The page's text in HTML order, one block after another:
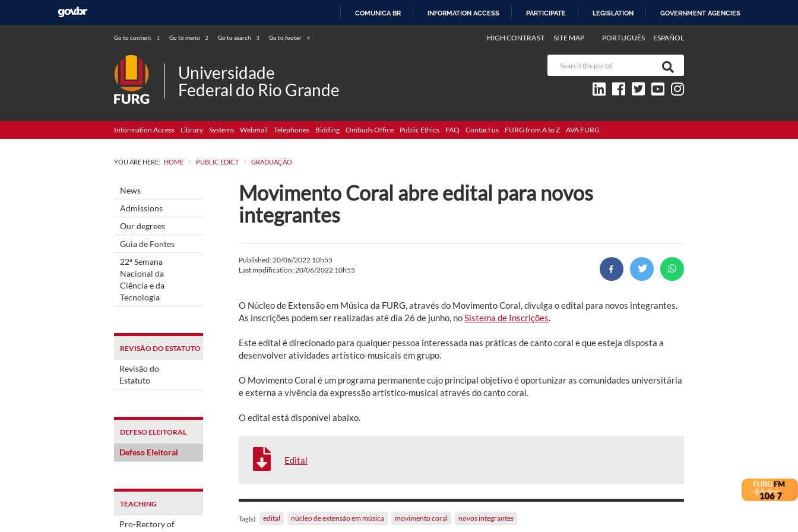
COMUNICA BR INFORMATION ACCESS PARTICIPATE LEGISLATION GOVERNMENT AGENCIES
Go to content 1 Go to menu 2 Go to search 3 Go to footer 4 PORTUGUÊS ESPAÑOL
HIGH CONTRAST SITE MAP
Universidade
Federal do Rio Grande
Information Access Library Systems Webmail Telephones Bidding Ombuds Office Public Ethics FAQ Contact us FURG from A to Z AVA FURG
YOU ARE HERE: HOME > PUBLIC EDICT > GRADUAÇÃO
News
Admissions
Our degrees
Guia de Fontes
22ª Semana
Nacional da
Ciência e da
Tecnologia
REVISÃO DO ESTATUTO
Revisão do
Estatuto
DEFESO ELEITORAL
Defeso Eleitoral
TEACHING
Pro-Rectory of
Movimento Coral abre edital para novos
integrantes
Published: 20/06/2022 10h55
Last modification: 20/06/2022 10h55
O Núcleo de Extensão em Música da FURG, através do Movimento Coral, divulga o edital para novos integrantes.
As inscrições podem ser realizadas até dia 26 de junho, no Sistema de Inscrições
Este edital é direcionado para qualquer pessoa interessada nas práticas de canto coral e que esteja disposta a
desenvolver atividades artístico-musicais em grupo.
O Movimento Coral é um programa permanente cujo principal objetivo é oportunizar as comunidades universitária
e externa a vivência da expressão artístico-musical através do canto coral.
O edital está disponível abaixo.
Edital
Tag(s): edital núcleo de extensão em música movimento coral novos integrantes